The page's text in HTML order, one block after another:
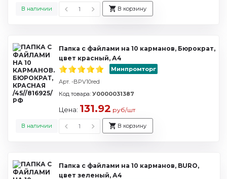
В наличии В корзину
Папка с файлами на 10 карманов, Бюрократ,
цвет красный, А4
Минпромторг
Арт. -BPV10red
В наличии
Код товара: У0000031387
Цена: 131.92 руб/шт
В корзину
Папка с файлами на 10 карманов, BURO,
цвет зеленый, А4